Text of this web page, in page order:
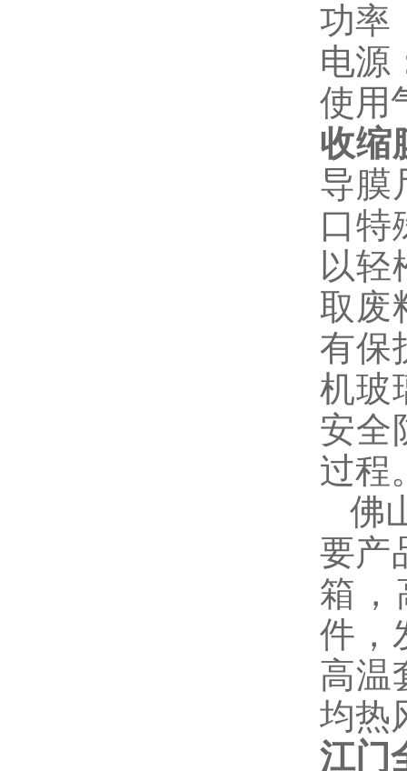
功率
电源
使用
收缩
导膜
口特
以轻
取废
有保
机玻
安全
过程
佛
要产
箱，
件，
高温
均热
江门